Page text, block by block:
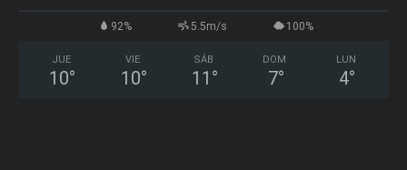
92% 5.5m/s 100%
JUE
10°
VIE
10°
SÁB
11 °
DOM
7°
LUN
4°